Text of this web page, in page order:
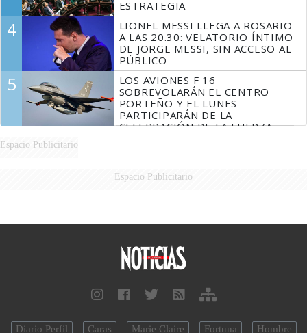
ESTRATEGIA
4
LIONEL MESSI LLEGA A ROSARIO
A LAS 20.30: VELATORIO ÍNTIMO
DE JORGE MESSI, SIN ACCESO AL
PÚBLICO
5
LOS AVIONES F 16
SOBREVOLARÁN EL CENTRO
PORTEÑO Y EL LUNES
PARTICIPARÁN DE LA
CELEBRACIÓN DE LA FUERZA
Espacio Publicitario
Espacio Publicitario
Diario Perfil Caras Marie Claire Fortuna Hombre